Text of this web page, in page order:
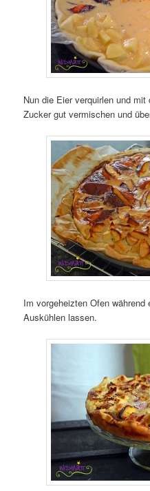
Nun die Eier verquirlen und
Zucker gut vermischen und
Im vorgeheizten Ofen
Auskühlen lassen.